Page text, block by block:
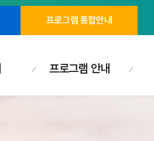
프로그램 통합안내
프로그램 안내